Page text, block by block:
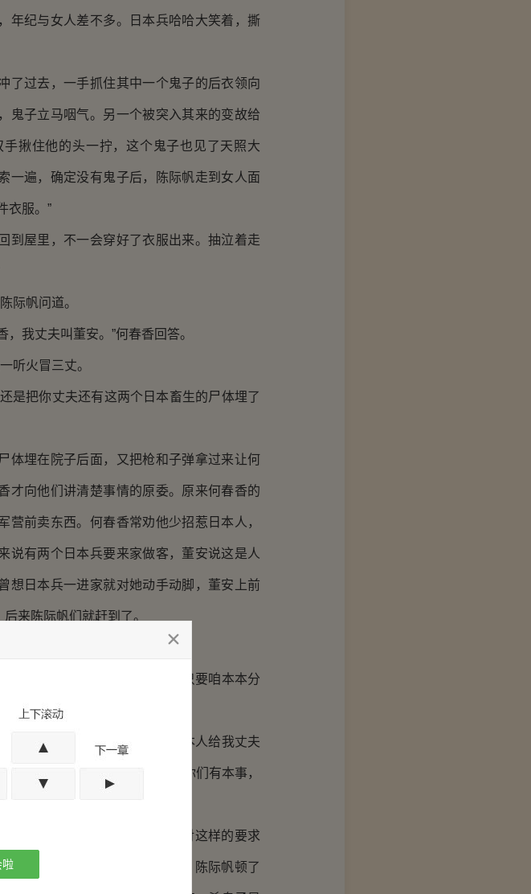
年纪与女人差不多。日本兵哈哈大笑着，撕
过去，一手抓住其中一个鬼子的后衣领向
鬼子立马咽气。另一个被突入其来的变故给
揪住他的头一拧，这个鬼子也见了天照大
一遍，确定没有鬼子后，陈际帆走到女人面
衣服。”
屋里，不一会穿好了衣服出来。抽泣着走
际帆问道。
我丈夫叫董安。”何春香回答。
听火冒三丈。
把你丈夫还有这两个日本畜生的尸体埋了
埋在院子后面，又把枪和子弹拿过来让何
才向他们讲清楚事情的原委。原来何春香的
前卖东西。何春香常劝他少招惹日本人，
说有两个日本兵要来家做客，董安说这是人
想日本兵一进家就对她动手动脚，董安上前
来陈际帆们就赶到了。
翼翼的问。
：“我丈夫是个老实人，他说只要咱本本分
说：“我要报仇，只要能杀日本人给我丈夫
哭诉道：“三位好汉，我知道你们有本事，
。”
一个坚强而柔弱的女人，面对这样的要求
着眼色，胡云峰则来回搓着手，陈际帆顿了
啦